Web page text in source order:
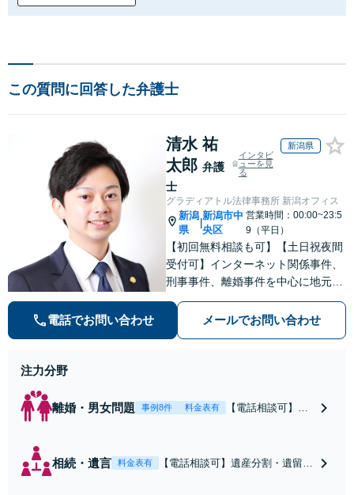
この質問に回答した弁護士
清水 祐
太郎 弁護
士
インタビ
ューを見
る
新潟県
グラディアトル法律事務所 新潟オフィス
新潟
県
|
新潟市中
央区
営業時間：00:00~23:5
9（平日）
【初回無料相談も可】【土日祝夜間
受付可】インターネット関係事件、
刑事事件、離婚事件を中心に地元新
潟で弁護士業一筋。若さと誠意と情
熱を胸に、依頼者様と真正面から向
き合います。
電話でお問い合わせ メールでお問い合わせ
注力分野
離婚・男女問題 事例8件 料金表有
【電話相談可】不
離婚に関するご相
相続・遺言 料金表有
【電話相談可】遺産分割・遺留